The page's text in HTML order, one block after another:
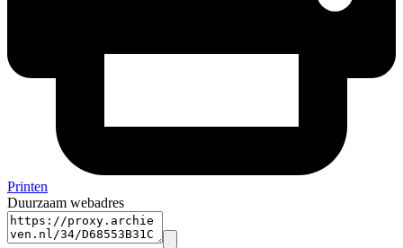
Printen
Duurzaam webadres